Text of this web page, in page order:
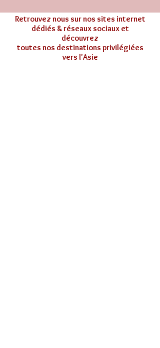
Retrouvez nous sur nos sites internet
dédiés & réseaux sociaux et
découvrez
toutes nos destinations privilégiées
vers l'Asie